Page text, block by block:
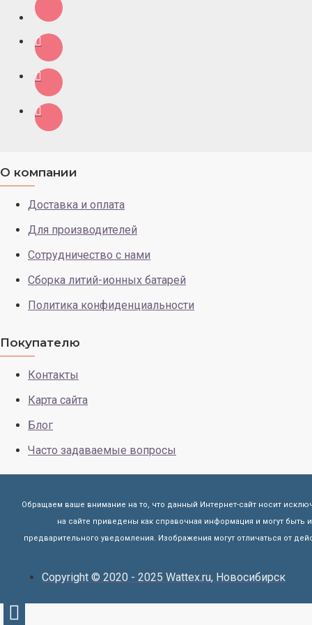
О компании
Доставка и оплата
Для производителей
Сотрудничество с нами
Сборка литий-ионных батарей
Политика конфиденциальности
Покупателю
Контакты
Карта сайта
Блог
Часто задаваемые вопросы
Обращаем ваше внимание на то, что данный Интернет-сайт носит
на сайте приведены как справочная информация и могут
предварительного уведомления. Изображения могут отличаться от
Copyright © 2020 - 2025 Wattex.ru, Новосибирск